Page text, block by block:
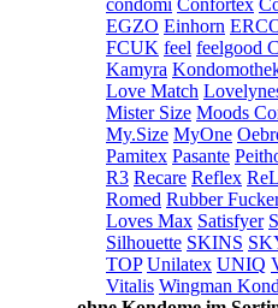
condomi Confortex
EGZO Einhorn
FCUK feel feelgood
Kamyra
Love Match
Mister Size Moods
My.Size MyOne
Pamitex Pasante
R3 Recare Reflex
Romed Rubber
Loves Max Satisfyer
Silhouette SKINS
TOP Unilatex UNIQ
Vitalis Wingman